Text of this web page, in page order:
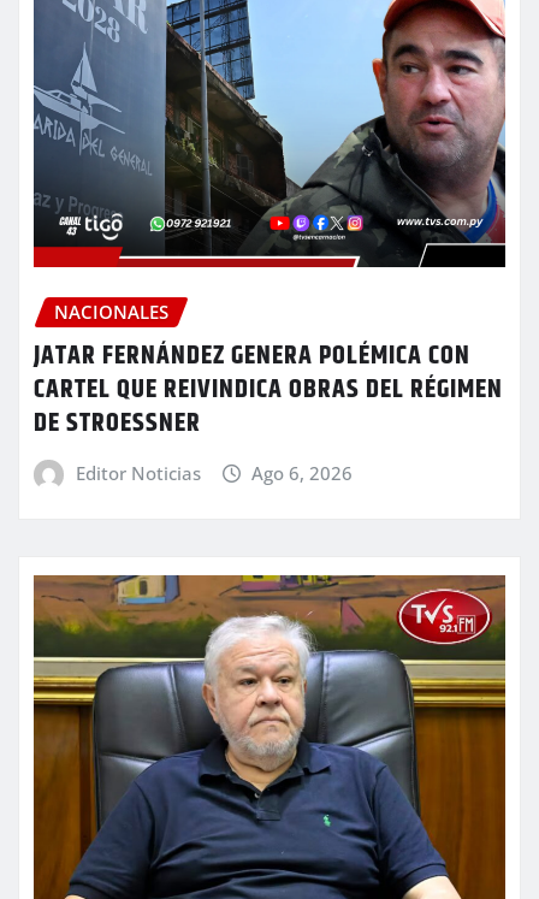
NACIONALES
JATAR FERNÁNDEZ GENERA POLÉMICA CON
CARTEL QUE REIVINDICA OBRAS DEL RÉGIMEN
DE STROESSNER
Editor Noticias Ago 6, 2026